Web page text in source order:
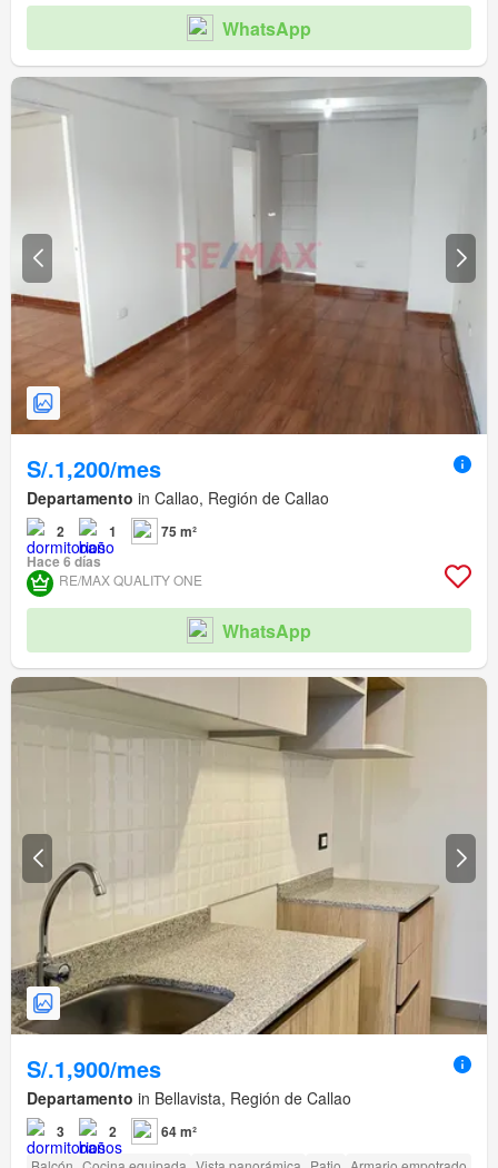
WhatsApp
S/.1,200/mes
Departamento in Callao, Región de Callao
2 1
75 m²
Hace 6 días
RE/MAX QUALITY ONE
WhatsApp
S/.1,900/mes
Departamento in Bellavista, Región de Callao
3 2 64 m²